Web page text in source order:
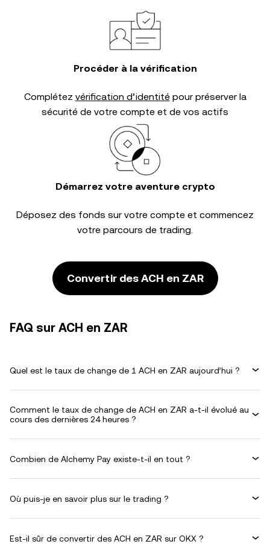
Procéder à la vérification
Complétez vérification d’identitépour préserver la
sécurité de votre compte et de vos actifs
Démarrez votre aventure crypto
Déposez des fonds sur votre compte et commencez
votre parcours de trading.
Convertir des ACH en ZAR
FAQ sur ACH en ZAR
Quel est le taux de change de 1 ACH en ZAR aujourd’hui ?
Comment le taux de change de ACH en ZAR a-t-il évolué au
cours des dernières 24 heures ?
Combien de Alchemy Pay existe-t-il en tout ?
Où puis-je en savoir plus sur le trading ?
Est-il sûr de convertir des ACH en ZAR sur OKX ?